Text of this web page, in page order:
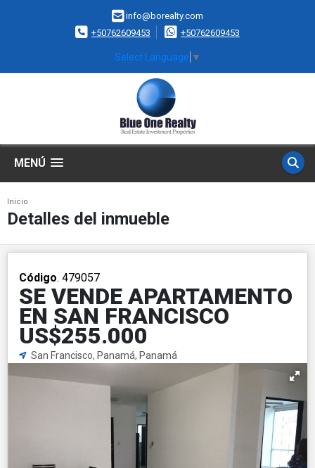
info@borealty.com
+50762609453
+50762609453
Select Language ▼
MENÚ
Inicio
Detalles del inmueble
Código. 479057
SE VENDE APARTAMENTO
EN SAN FRANCISCO
US$255.000
San Francisco, Panamá, Panamá